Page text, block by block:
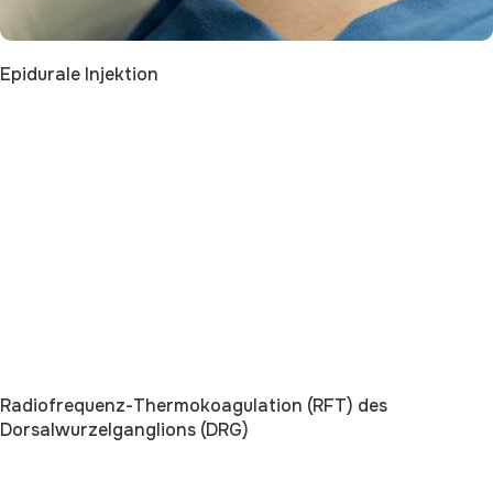
Epidurale Injektion
Radiofrequenz-Thermokoagulation (RFT) des
Dorsalwurzelganglions (DRG)